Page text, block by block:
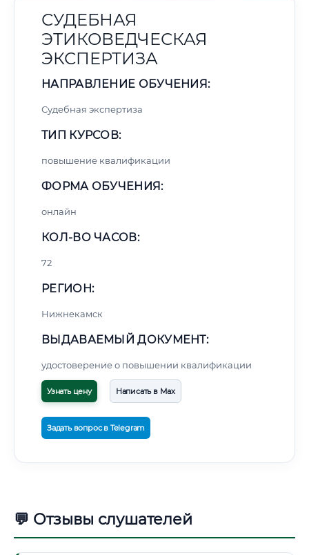
СУДЕБНАЯ
ЭТИКОВЕДЧЕСКАЯ
ЭКСПЕРТИЗА
НАПРАВЛЕНИЕ ОБУЧЕНИЯ:
Судебная экспертиза
ТИП КУРСОВ:
повышение квалификации
ФОРМА ОБУЧЕНИЯ:
онлайн
КОЛ-ВО ЧАСОВ:
72
РЕГИОН:
Нижнекамск
ВЫДАВАЕМЫЙ ДОКУМЕНТ:
удостоверение о повышении квалификации
Узнать цену Написать в Max
Задать вопрос в Telegram
💬 Отзывы слушателей